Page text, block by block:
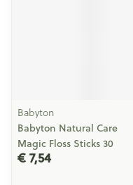
Babyton
Babyton Natural Care
Magic Floss Sticks 30
€ 7,54